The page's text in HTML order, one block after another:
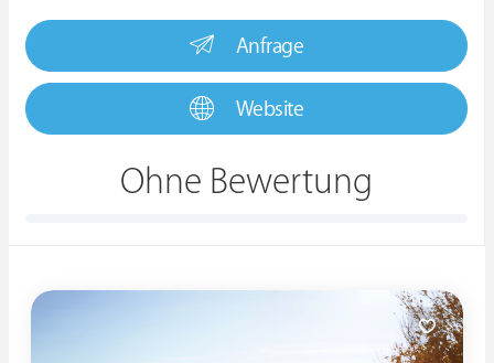
Anfrage
Website
Ohne Bewertung